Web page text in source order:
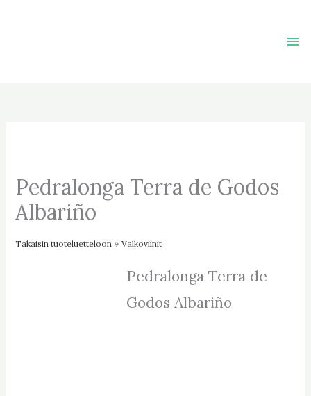
Pedralonga Terra de Godos
Albariño
Takaisin tuoteluetteloon Valkoviinit
Pedralonga Terra de
Godos Albariño